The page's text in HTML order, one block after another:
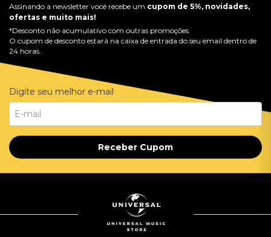
Assinando a newsletter você recebe um cupom de 5%, novidades,
ofertas e muito mais!
*Desconto não acumulativo com outras promoções.
O cupom de desconto estará na caixa de entrada do seu email dentro de
24 horas.
Digite seu melhor e-mail
Receber Cupom